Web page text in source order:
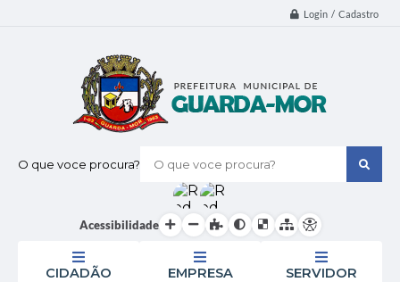
Login / Cadastro
O que voce procura?
Acessibilidade
CIDADÃO EMPRESA SERVIDOR